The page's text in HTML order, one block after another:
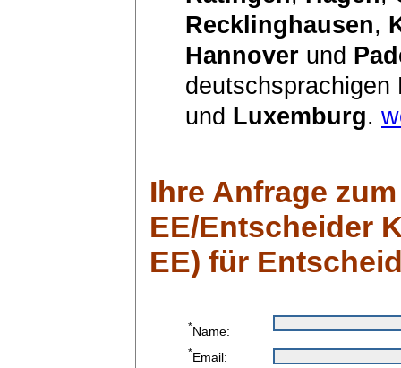
Recklinghausen,
Hannover und
und Luxemburg.
Ihre Anfrage
EE/Entscheider
EE) für
*Name:
*Email: